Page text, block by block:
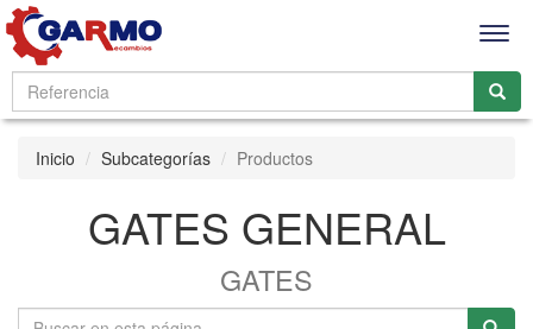
Inicio Subcategorías Productos
GATES GENERAL
GATES